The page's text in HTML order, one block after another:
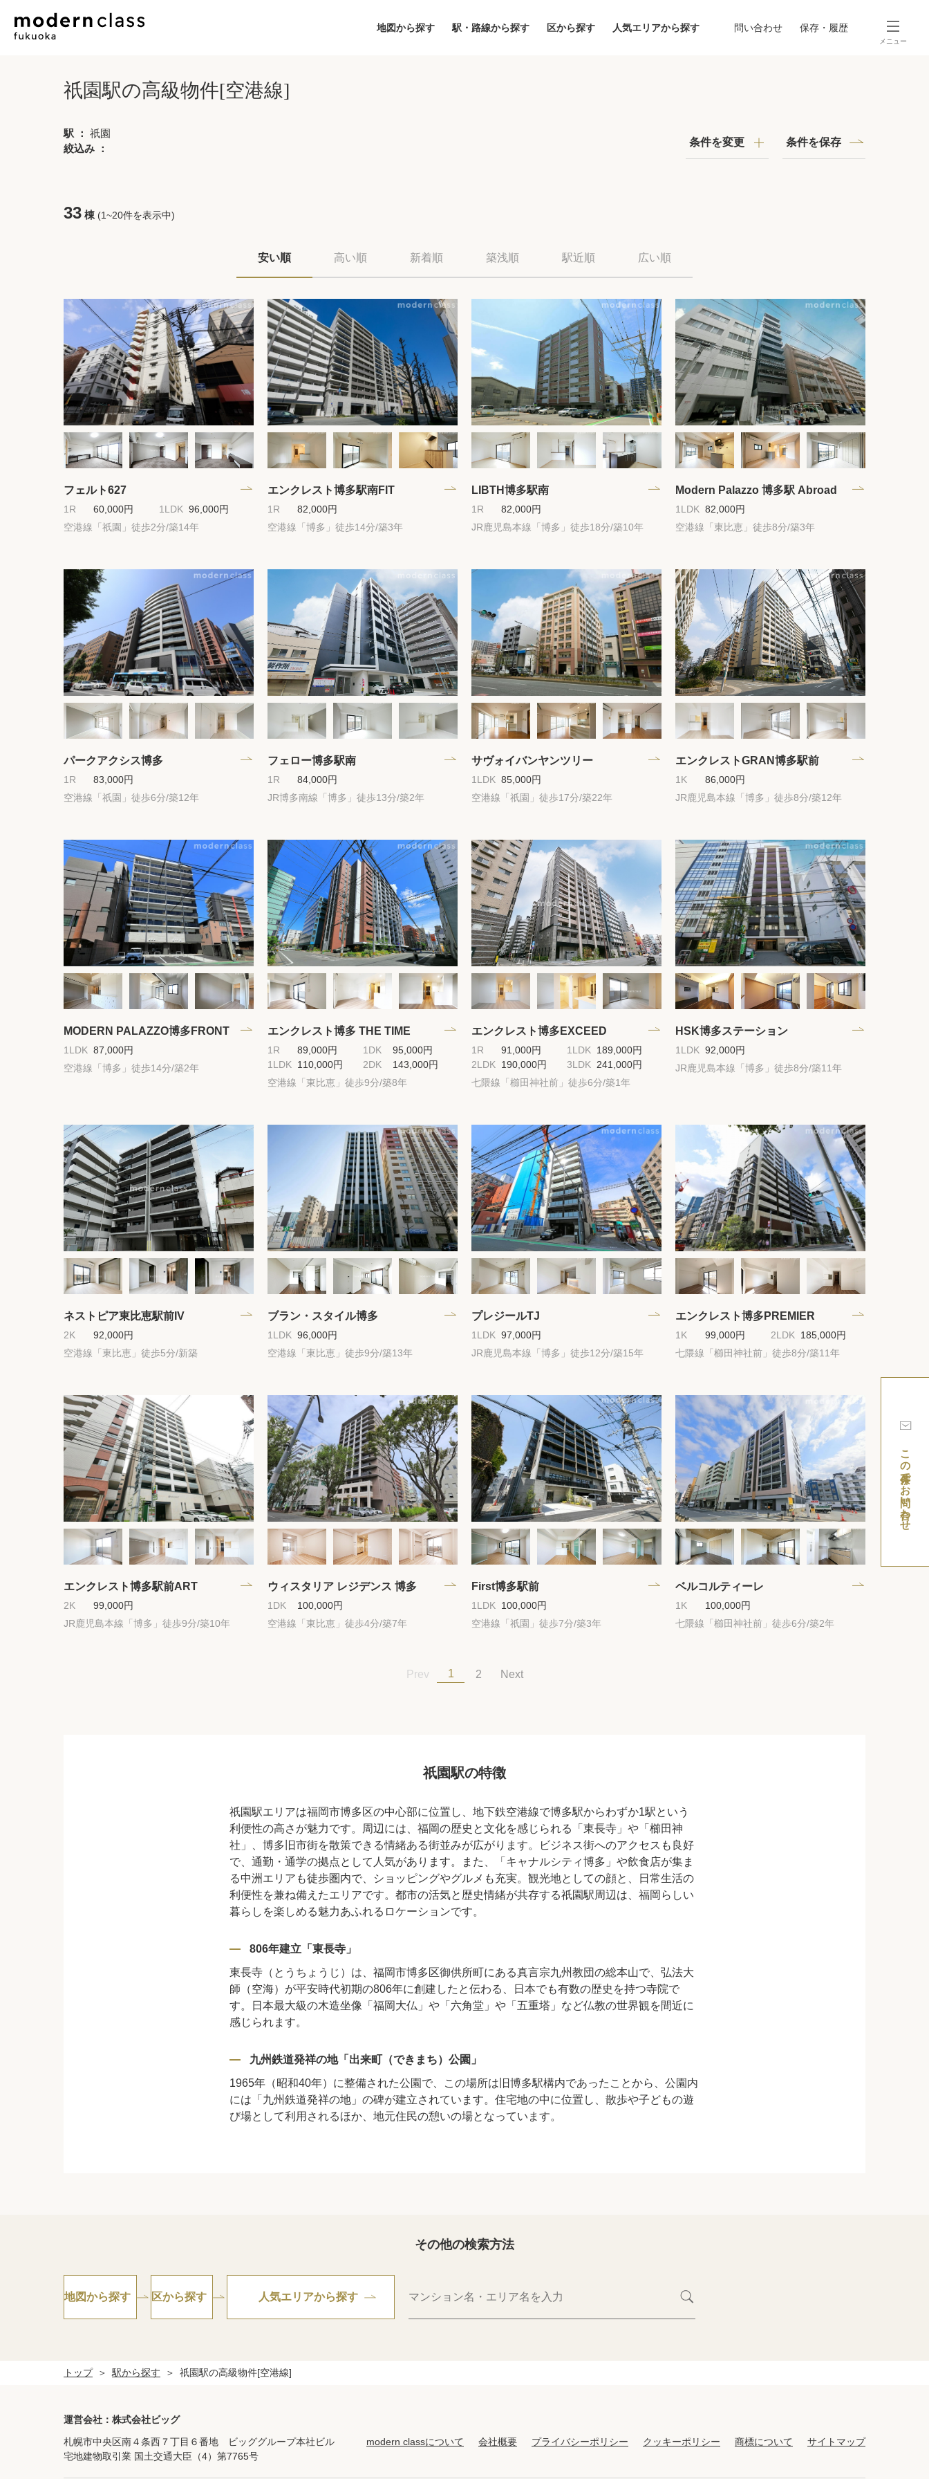
地図から探す 駅・路線から探す 区から探す 人気エリアから探す 問い合わせ 保存・履歴
メニュー
保存した物件
閲覧履歴
保存した検索条件
店舗・スタッフ紹介
高級賃貸物件コラム modern classについて
高級賃貸物件トピック 会社概要
プライバシーポリシー クッキーポリシー
商標について サイトマップ
祇園駅の高級物件[空港線]
駅 ： 祇園
絞込み ：
条件を変更 条件を保存
33 棟 (1~20件を表示中)
安い順 高い順 新着順 築浅順 駅近順 広い順
フェルト627
1R 60,000円 1LDK 96,000円
空港線「祇園」徒歩2分/築14年
エンクレスト博多駅南FIT
1R
82,000円
空港線「博多」徒歩14分/築3年
LIBTH博多駅南
1R
82,000円
JR鹿児島本線「博多」徒歩18分/築10年
Modern Palazzo 博多駅 Abroad
1LDK 82,000円
空港線「東比恵」徒歩8分/築3年
パークアクシス博多
1R
83,000円
空港線「祇園」徒歩6分/築12年
フェロー博多駅南
1R
84,000円
JR博多南線「博多」徒歩13分/築2年
サヴォイバンヤンツリー
1LDK 85,000円
空港線「祇園」徒歩17分/築22年
エンクレストGRAN博多駅前
1K
86,000円
JR鹿児島本線「博多」徒歩8分/築12年
MODERN PALAZZO博多FRONT
1LDK 87,000円
空港線「博多」徒歩14分/築2年
エンクレスト博多 THE TIME
1R 89,000円 1DK
95,000円
1LDK
110,000円 2DK
143,000円
空港線「東比恵」徒歩9分/築8年
エンクレスト博多EXCEED
1R 91,000円 1LDK
189,000円
2LDK
190,000円 3LDK
241,000円
七隈線「櫛田神社前」徒歩6分/築1年
HSK博多ステーション
1LDK 92,000円
JR鹿児島本線「博多」徒歩8分/築11年
ネストピア東比恵駅前IV
2K
92,000円
空港線「東比恵」徒歩5分/新築
ブラン・スタイル博多
1LDK 96,000円
空港線「東比恵」徒歩9分/築13年
プレジールTJ
1LDK 97,000円
JR鹿児島本線「博多」徒歩12分/築15年
エンクレスト博多PREMIER
1K 99,000円 2LDK
185,000円
七隈線「櫛田神社前」徒歩8分/築11年
エンクレスト博多駅前ART
2K
99,000円
JR鹿児島本線「博多」徒歩9分/築10年
ウィスタリア レジデンス 博多
1DK
100,000円
空港線「東比恵」徒歩4分/築7年
First博多駅前
1LDK
100,000円
空港線「祇園」徒歩7分/築3年
ベルコルティーレ
1K
100,000円
七隈線「櫛田神社前」徒歩6分/築2年
Prev 1 2 Next
祇園駅の特徴
祇園駅エリアは福岡市博多区の中心部に位置し、地下鉄空港線で博多駅からわずか1駅という
利便性の高さが魅力です。周辺には、福岡の歴史と文化を感じられる「東長寺」や「櫛田神
社」、博多旧市街を散策できる情緒ある街並みが広がります。ビジネス街へのアクセスも良好
で、通勤・通学の拠点として人気があります。また、「キャナルシティ博多」や飲食店が集ま
る中洲エリアも徒歩圏内で、ショッピングやグルメも充実。観光地としての顔と、日常生活の
利便性を兼ね備えたエリアです。都市の活気と歴史情緒が共存する祇園駅周辺は、福岡らしい
暮らしを楽しめる魅力あふれるロケーションです。
806年建立「東長寺」
東長寺（とうちょうじ）は、福岡市博多区御供所町にある真言宗九州教団の総本山で、弘法大
師（空海）が平安時代初期の806年に創建したと伝わる、日本でも有数の歴史を持つ寺院で
す。日本最大級の木造坐像「福岡大仏」や「六角堂」や「五重塔」など仏教の世界観を間近に
感じられます。
九州鉄道発祥の地「出来町（できまち）公園」
1965年（昭和40年）に整備された公園で、この場所は旧博多駅構内であったことから、公園内
には「九州鉄道発祥の地」の碑が建立されています。住宅地の中に位置し、散歩や子どもの遊
び場として利用されるほか、地元住民の憩いの場となっています。
この条件でお問い合わせ
その他の検索方法
地図から探す 区から探す 人気エリアから探す
トップ 駅から探す 祇園駅の高級物件[空港線]
運営会社：株式会社ビッグ
札幌市中央区南４条西７丁目６番地 ビッググループ本社ビル
宅地建物取引業 国土交通大臣（4）第7765号
modern classについて 会社概要 プライバシーポリシー クッキーポリシー 商標について サイトマップ